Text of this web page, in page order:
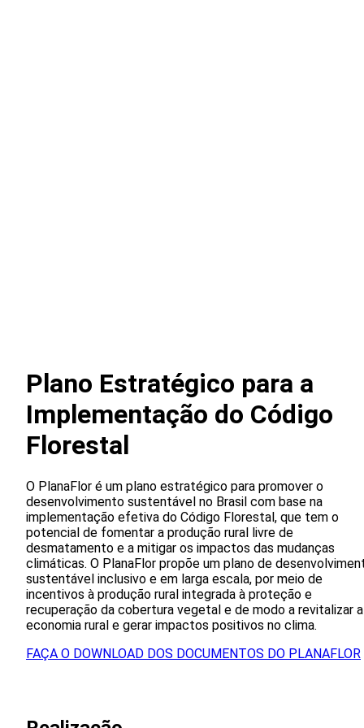
Plano Estratégico para a
Implementação do Código
Florestal
O PlanaFlor é um plano estratégico para promover o
desenvolvimento sustentável no Brasil com base na
implementação efetiva do Código Florestal, que tem o
potencial de fomentar a produção rural livre de
desmatamento e a mitigar os impactos das mudanças
climáticas. O PlanaFlor propõe um plano de
sustentável inclusivo e em larga escala, por meio de
incentivos à produção rural integrada à proteção e
recuperação da cobertura vegetal e de modo a revitalizar a
economia rural e gerar impactos positivos no clima.
FAÇA O DOWNLOAD DOS DOCUMENTOS DO PLANAFLOR